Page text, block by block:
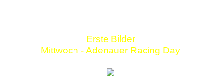
Erste Bilder
Mittwoch - Adenauer Racing Day